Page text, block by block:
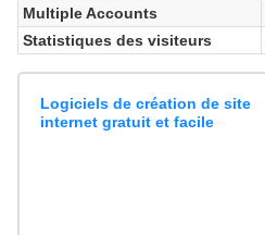
Multiple Accounts
Statistiques des visiteurs
Logiciels de création de site
internet gratuit et facile